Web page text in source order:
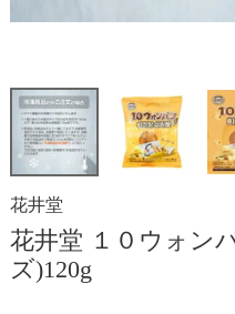
花井堂
花井堂 １０ウォン
ズ)120g